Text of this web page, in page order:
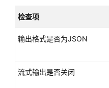
检查项
输出格式是否为JSON
流式输出是否关闭